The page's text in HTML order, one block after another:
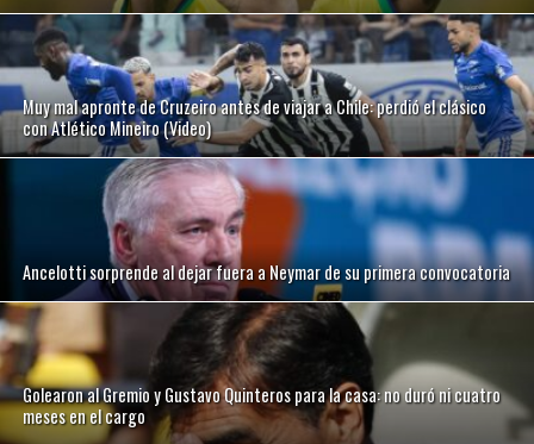
Muy mal apronte de Cruzeiro antes de viajar a Chile: perdió el clásico
con Atlético Mineiro (Video)
Ancelotti sorprende al dejar fuera a Neymar de su primera convocatoria
Golearon al Gremio y Gustavo Quinteros para la casa: no duró ni cuatro
meses en el cargo